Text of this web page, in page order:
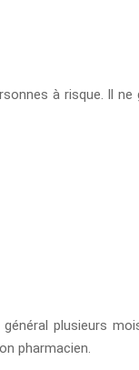
à risque. Il
plusieurs
pharmacien.